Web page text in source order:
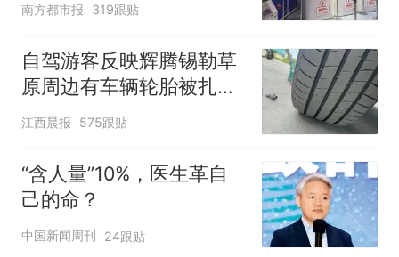
南方都市报 319跟贴
自驾游客反映辉腾锡勒草
原周边有车辆轮胎被扎，
修理店铺换胎价格高达千
江西晨报 575跟贴
“含人量”10%，医生革自
己的命？
中国新闻周刊 24跟贴